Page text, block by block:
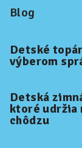
Blog
Detské
výberom
Detská
ktoré udržia
chôdzu